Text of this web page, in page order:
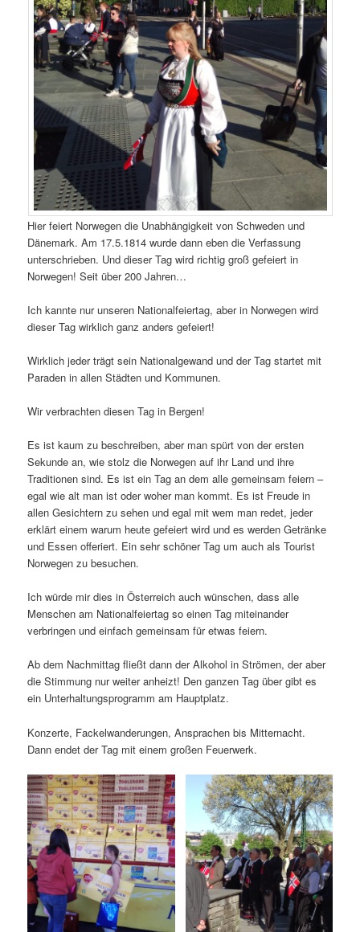
Hier feiert Norwegen die Unabhängigkeit von Schweden und
Dänemark. Am 17.5.1814 wurde dann eben die Verfassung
unterschrieben. Und dieser Tag wird richtig groß gefeiert in
Norwegen! Seit über 200 Jahren…
Ich kannte nur unseren Nationalfeiertag, aber in Norwegen wird
dieser Tag wirklich ganz anders gefeiert!
Wirklich jeder trägt sein Nationalgewand und der Tag startet mit
Paraden in allen Städten und Kommunen.
Wir verbrachten diesen Tag in Bergen!
Es ist kaum zu beschreiben, aber man spürt von der ersten
Sekunde an, wie stolz die Norwegen auf ihr Land und ihre
Traditionen sind. Es ist ein Tag an dem alle gemeinsam feiern –
egal wie alt man ist oder woher man kommt. Es ist Freude in
allen Gesichtern zu sehen und egal mit wem man redet, jeder
erklärt einem warum heute gefeiert wird und es werden Getränke
und Essen offeriert. Ein sehr schöner Tag um auch als Tourist
Norwegen zu besuchen.
Ich würde mir dies in Österreich auch wünschen, dass alle
Menschen am Nationalfeiertag so einen Tag miteinander
verbringen und einfach gemeinsam für etwas feiern.
Ab dem Nachmittag fließt dann der Alkohol in Strömen, der aber
die Stimmung nur weiter anheizt! Den ganzen Tag über gibt es
ein Unterhaltungsprogramm am Hauptplatz.
Konzerte, Fackelwanderungen, Ansprachen bis Mitternacht.
Dann endet der Tag mit einem großen Feuerwerk.